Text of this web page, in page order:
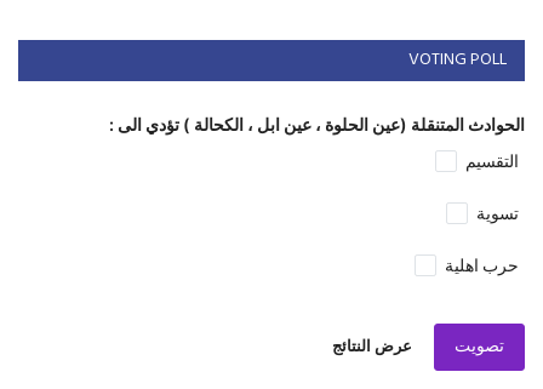
VOTING POLL
الحوادث المتنقلة (عين الحلوة ، عين ابل ، الكحالة ) تؤدي الى :
التقسيم
تسوية
حرب اهلية
تصويت عرض النتائج